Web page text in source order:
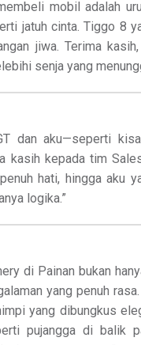
mobil adalah
jatuh cinta. Tiggo 8
jiwa. Terima
senja yang
dan aku—seperti
kasih kepada tim
hati, hingga aku
logika.”
di Painan bukan
yang penuh
yang dibungkus
pujangga di balik